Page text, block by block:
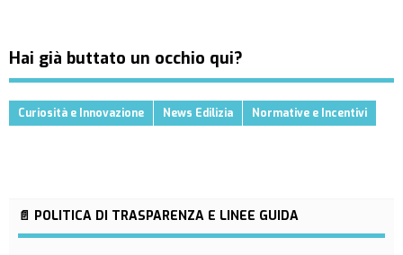
Hai già buttato un occhio qui?
Curiosità e Innovazione News Edilizia Normative e Incentivi
📄 POLITICA DI TRASPARENZA E LINEE GUIDA